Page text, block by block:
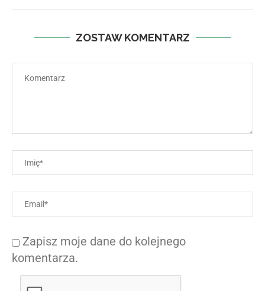
ZOSTAW KOMENTARZ
Zapisz moje dane do kolejnego
komentarza.